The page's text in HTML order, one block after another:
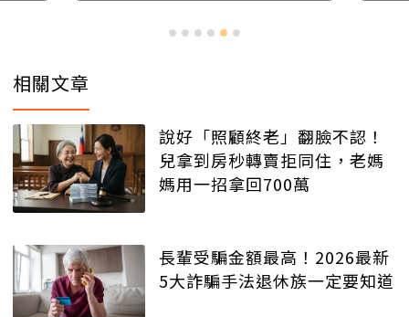
相關文章
說好「照顧終老」翻臉不認！
兒拿到房秒轉賣拒同住，老媽
媽用一招拿回700萬
長輩受騙金額最高！2026最新
5大詐騙手法退休族一定要知道